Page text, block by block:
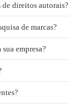
de direitos autorais?
de marcas?
empresa?